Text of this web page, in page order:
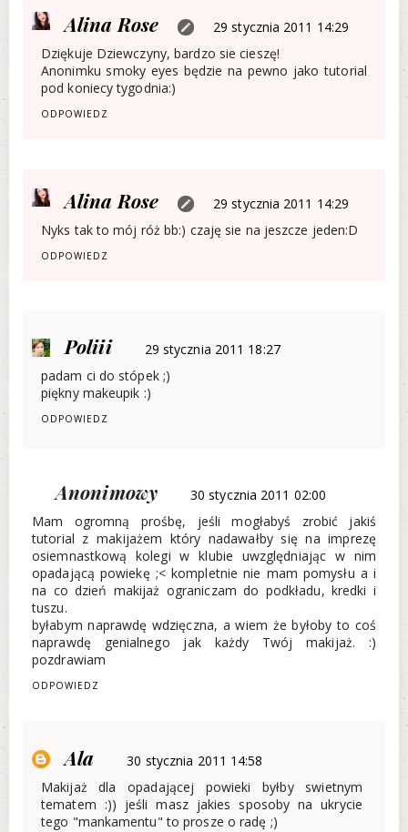
Alina Rose
29 stycznia 2011 14:29
Dziękuje Dziewczyny, bardzo sie cieszę!
Anonimku smoky eyes będzie na pewno jako tutorial
pod koniecy tygodnia:)
ODPOWIEDZ
Alina Rose
29 stycznia 2011 14:29
Nyks tak to mój róż bb:) czaję sie na jeszcze jeden:D
ODPOWIEDZ
Poliii
29 stycznia 2011 18:27
padam ci do stópek ;)
piękny makeupik :)
ODPOWIEDZ
Anonimowy
30 stycznia 2011 02:00
Mam ogromną prośbę, jeśli mogłabyś zrobić jakiś
tutorial z makijażem który nadawałby się na imprezę
osiemnastkową kolegi w klubie uwzględniając w nim
opadającą powiekę ;< kompletnie nie mam pomysłu a i
na co dzień makijaż ograniczam do podkładu, kredki i
tuszu.
byłabym naprawdę wdzięczna, a wiem że byłoby to coś
naprawdę genialnego jak każdy Twój makijaż. :)
pozdrawiam
ODPOWIEDZ
Ala
30 stycznia 2011 14:58
Makijaż dla opadającej powieki byłby swietnym
tematem :)) jeśli masz jakies sposoby na ukrycie
tego "mankamentu" to prosze o radę ;)